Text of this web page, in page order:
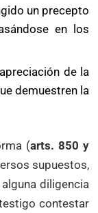
un precepto
en los
de la
demuestren la
(arts. 850 y
supuestos,
diligencia
contestar